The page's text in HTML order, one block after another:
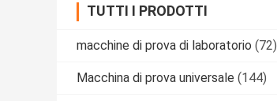
TUTTI I PRODOTTI
macchine di prova di laboratorio (72)
Macchina di prova universale (144)